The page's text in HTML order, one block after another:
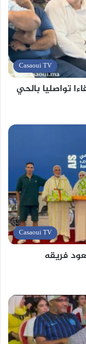
Casaoui TV
تواصليا بالحي
Casaoui TV
فريقه